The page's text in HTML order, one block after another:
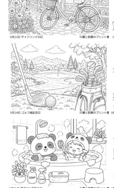
2026-05-8
2026-05-9
2026-05-11